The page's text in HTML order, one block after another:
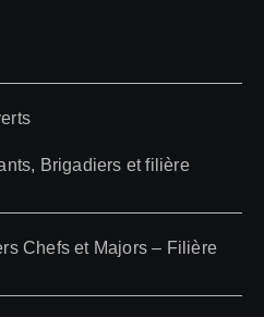
Brigadiers et filière
Chefs et Majors – Filière